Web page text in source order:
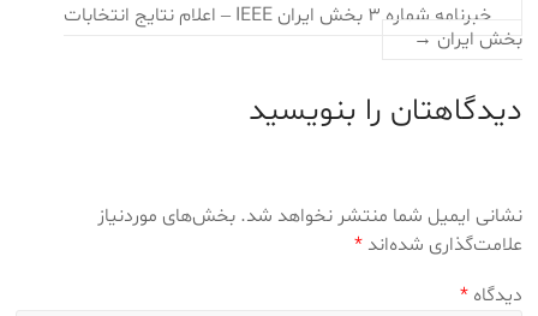
خبرنامه شماره ۳ بخش ایران IEEE‎ – اعلام نتایج انتخابات
بخش ایران →
دیدگاهتان را بنویسید
نشانی ایمیل شما منتشر نخواهد شد. بخش‌های موردنیاز
علامت‌گذاری شده‌اند*
دیدگاه*